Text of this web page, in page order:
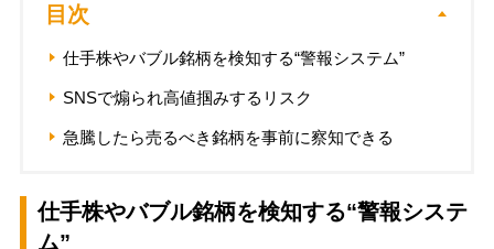
目次
仕手株やバブル銘柄を検知する“警報システム”
SNSで煽られ高値掴みするリスク
急騰したら売るべき銘柄を事前に察知できる
仕手株やバブル銘柄を検知する“警報システ
ム”